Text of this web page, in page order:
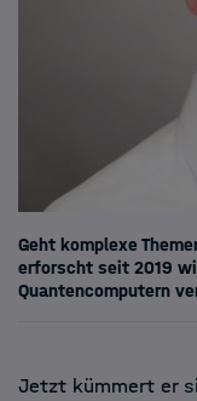
Geht komplexe
erforscht seit 2019
Quantencomputern
Jetzt kümmert er